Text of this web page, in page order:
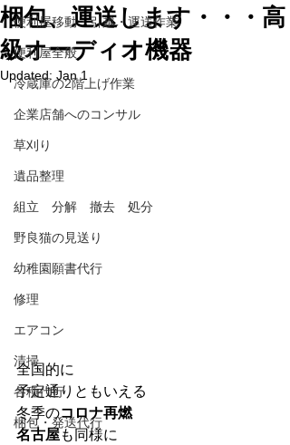
便利屋移動・引越・運送作業
便利屋全般
冷蔵庫の2階上げ作業
企業店舗へのコンサル
草刈り
遺品整理
組立 分解 撤去 処分
野良猫の見送り
幼稚園願書代行
修理
エアコン
清掃
各種代行
梱包・発送代行
梱包、運送します・・・高
級オーディオ機器
Updated: Jan 1
全国的に
予定通りともいえる
冬季のコロナ再燃
名古屋も同様に